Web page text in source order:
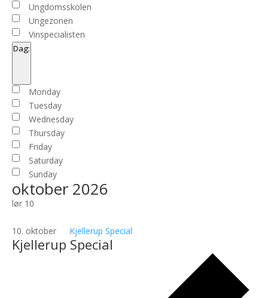
Ungdomsskolen
Ungezonen
Vinspecialisten
Dag:
filterClose
Dag
Monday
Tuesday
Wednesday
Thursday
Friday
Saturday
Sunday
oktober 2026
lør 10
10. oktober Kjellerup Special
Kjellerup Special